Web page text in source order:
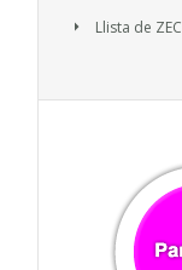
Llista de ZEC